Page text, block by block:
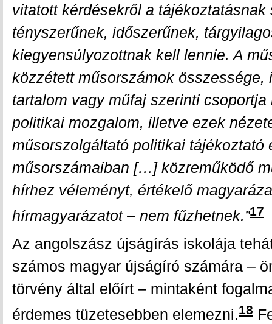
vitatott kérdésekről a tájékoztatásnak
tényszerűnek, időszerűnek,
kiegyensúlyozottnak kell lennie. A
közzétett műsorszámok összessége,
tartalom vagy műfaj szerinti
politikai mozgalom, illetve ezek
műsorszolgáltató politikai tájékoztató
műsorszámaiban […] közreműködő
hírhez véleményt, értékelő
hírmagyarázatot – nem fűzhetnek.”17
Az angolszász újságírás iskolája
számos magyar újságíró számára –
törvény által előírt – mintaként
érdemes tüzetesebben elemezni.18